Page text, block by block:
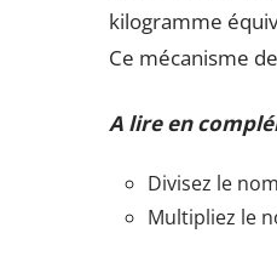
kilogramme
Ce mécanisme
A lire en
Divisez le
Multipliez le